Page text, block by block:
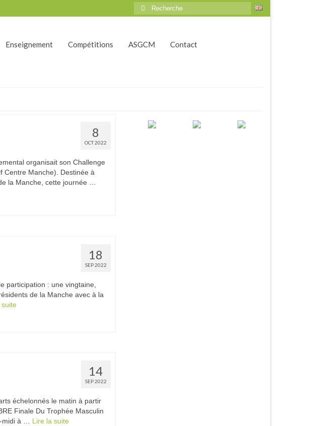
Rechercher
:
Enseignement Compétitions ASGCM Contact
8
OCT 2022
organisait son Challenge
Centre Manche). Destinée à
la Manche, cette journée …
18
SEP 2022
participation : une vingtaine,
de la Manche avec à la
14
SEP 2022
échelonnés le matin à partir
Finale Du Trophée Masculin
midi à … Lire la suite­­